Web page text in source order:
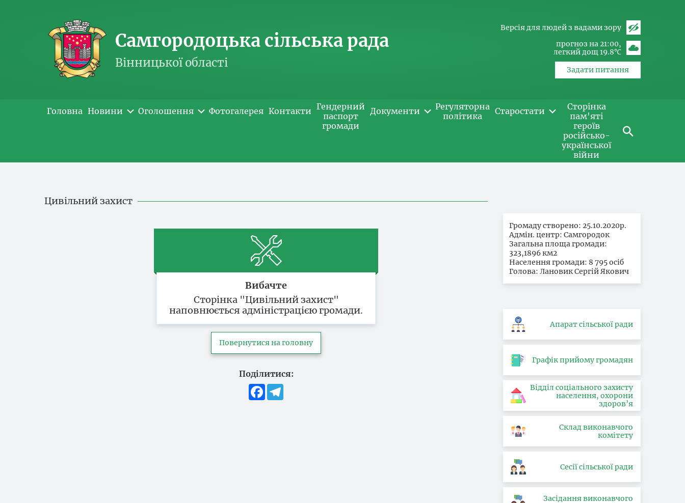
Самгородоцька сільська рада
Вінницької області
Версія для людей з вадами зору
прогноз на 21:00
легкий дощ 19.8℃
Задати питання
Головна Новини Оголошення Фотогалерея Контакти Гендерний
паспорт
громади
Документи
Регуляторна
політика
Старостати
Сторінка
пам'яті
героїв
російсько-
української
війни
Цивільний захист
Вибачте
Сторінка "Цивільний захист"
наповнюється адміністрацією громади.
Повернутися на головну
Поділитися:
Facebook
Громаду створено: 25.10.2020р.
Адмін. центр: Самгородок
Загальна площа громади:
323,1896 км2
Населення громади: 8 795 осіб
Голова: Лановик Сергій Якович
Апарат сільської ради
Графік прийому громадян
Відділ соціального захисту
населення, охорони
здоров’я
Склад виконавчого
комітету
Сесії сільської ради
Засідання виконавчого